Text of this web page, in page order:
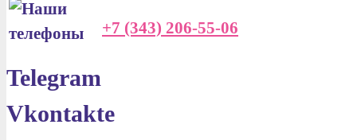
+7 (343) 206-55-06
Telegram
Vkontakte